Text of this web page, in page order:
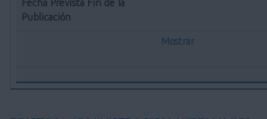
Mostrar